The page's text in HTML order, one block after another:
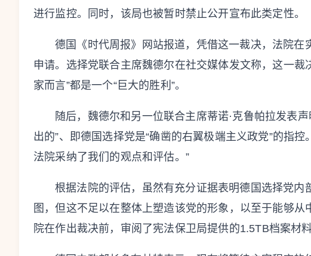
进行监控。同时，该局也被暂时禁止公开宣布此类定性。
德国《时代周报》网站报道，凭借这一裁决，法院在
申请。选择党联合主席魏德尔在社交媒体发文称，这一裁
家而言”都是一个“巨大的胜利”。
随后，魏德尔和另一位联合主席蒂诺·克鲁帕拉发表
出的”、即德国选择党是“确凿的右翼极端主义政党”的指控
法院采纳了我们的观点和评估。”
根据法院的评估，虽然有充分证据表明德国选择党内
图，但这不足以在整体上塑造该党的形象，以至于能够
院在作出裁决前，审阅了宪法保卫局提供的1.5TB档案材料